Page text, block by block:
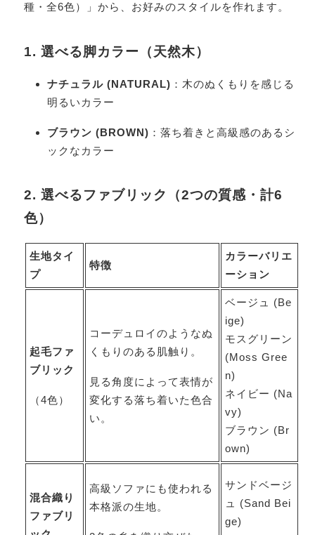
種・全6色）」から、お好みのスタイルを作れます。
1. 選べる脚カラー（天然木）
ナチュラル (NATURAL) ：木のぬくもりを感じる
明るいカラー
ブラウン (BROWN) ：落ち着きと高級感のあるシ
ックなカラー
2. 選べるファブリック（2つの質感・計6
色）
生地タイ
プ
特徴
カラーバリエ
ーション
起毛ファ
ブリック
（4色）
コーデュロイのようなぬ
くもりのある肌触り。
見る角度によって表情が
変化する落ち着いた色合
い。
ベージュ (Be
ige)
モスグリーン
(Moss Gree
n)
ネイビー (Na
vy)
ブラウン (Br
own)
混合織り
ファブリ
高級ソファにも使われる
本格派の生地。
サンドベージ
ュ (Sand Bei
ge)